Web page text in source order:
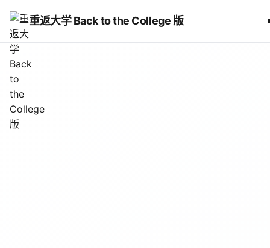
重返大学 Back to the College 版